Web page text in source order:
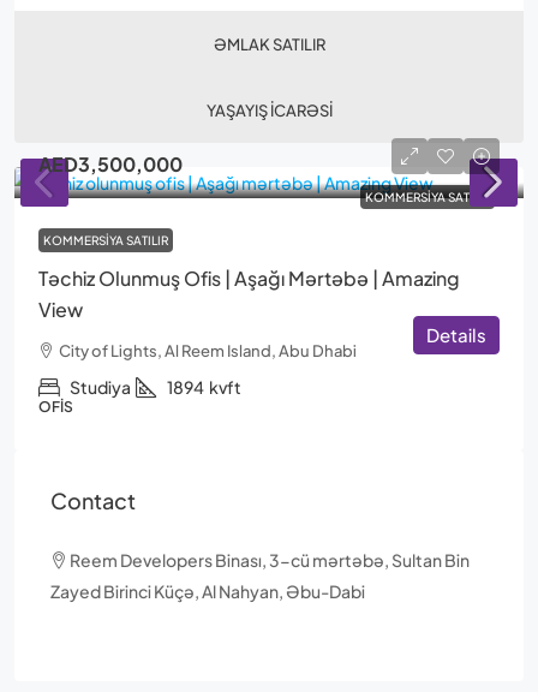
ƏMLAK SATILIR
YAŞAYIŞ İCARƏSI
KOMMERSIYA SATILIR
AED3,500,000
KOMMERSIYA SATILIR
Təchiz Olunmuş Ofis | Aşağı Mərtəbə | Amazing
View
City of Lights, Al Reem Island, Abu Dhabi
Studiya 1894 kvft
OFIS
Details
Contact
Reem Developers Binası, 3-cü mərtəbə, Sultan Bin
Zayed Birinci Küçə, Al Nahyan, Əbu-Dabi